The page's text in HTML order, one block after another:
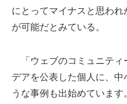
にとってマイナスと思わ
が可能だとみている。
「ウェブのコミュニティ
デアを公表した個人に、
うな事例も出始めていま